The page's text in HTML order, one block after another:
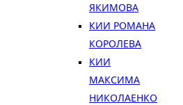
ЯКИМОВА
КИИ РОМАНА
КОРОЛЕВА
КИИ
МАКСИМА
НИКОЛАЕНКО